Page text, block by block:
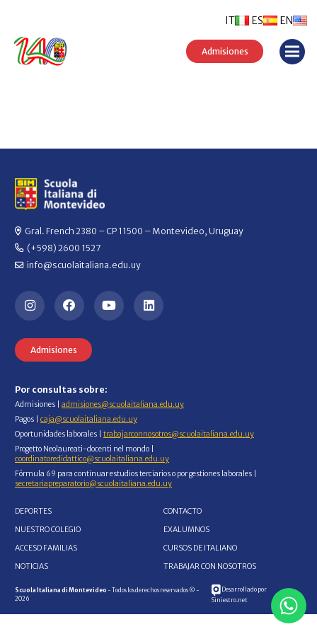
ES EN
IT
Admisiones
Gral. French 2380 – CP 11500 – Montevideo, Uruguay
(+598) 2600 1527
info@scuolaitaliana.edu.uy
Admisiones
Por consultas sobre:
Admisiones | admisiones@scuolaitaliana.edu.uy
Pagos | caja@scuolaitaliana.edu.uy
Oportunidades laborales | trabajarconnosotros@scuolaitaliana.edu.uy
Progetto Neolaureati-docenti nel mondo |
coordinatoredidattico@scuolaitaliana.edu.uy
Fórmula 69 para continuar estudios terciarios o por gestiones laborales |
secretariapreparatorio@scuolaitaliana.edu.uy
DEPORTES
NUESTRO COLEGIO
ACCESO FAMILIAS
NOTICIAS
CONTACTO
EXALUMNOS
CURSOS DE ITALIANO
TRABAJAR CON NOSOTROS
Scuola Italiana di Montevideo - Todos los derechos reservados © -
2026
Desarrollado por
Siniestro.net